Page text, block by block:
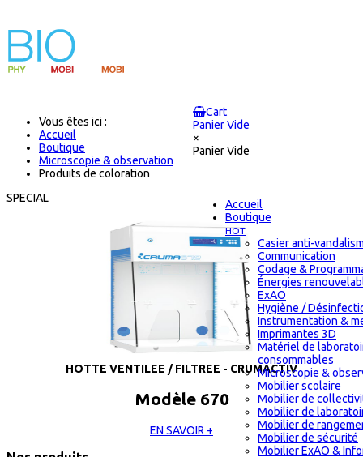
Cart
Panier Vide
×
Panier Vide
Accueil
Boutique
HOT
Casier anti-
Communication
Codage &
Énergies
ExAO
Hygiène /
Instrumentation &
Imprimantes 3D
Matériel de
consommables
Microscopie &
Mobilier scolaire
Mobilier de
Mobilier de
Mobilier de
Mobilier de sécurité
Mobilier ExAO &
Vous êtes ici :
Accueil
Boutique
Microscopie & observation
Produits de coloration
SPECIAL
HOTTE VENTILEE / FILTREE - CRUMACTIV
Modèle 670
EN SAVOIR +